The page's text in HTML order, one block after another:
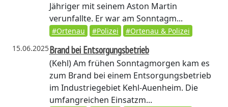
Jähriger mit seinem Aston Martin
verunfallte. Er war am Sonntagm...
#Ortenau #Polizei
#Ortenau & Polizei
15.06.2025Brand bei Entsorgungsbetrieb
(Kehl)Am frühen Sonntagmorgen kam es
zum Brand bei einem Entsorgungsbetrieb
im Industriegebiet Kehl-Auenheim. Die
umfangreichen Einsatzm...